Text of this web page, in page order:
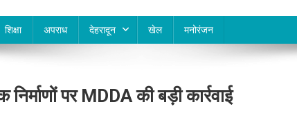
शिक्षा अपराध देहरादून खेल मनोरंजन
पर MDDA की बड़ी कार्रवाई